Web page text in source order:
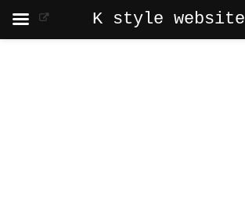
K style website